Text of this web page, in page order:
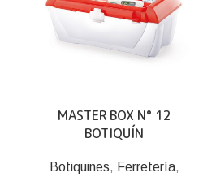
MASTER BOX N° 12
BOTIQUÍN
Botiquines, Ferretería,